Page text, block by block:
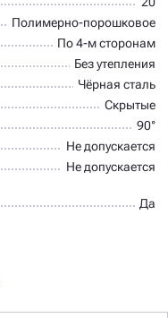
Полимерно-порошковое
По 4-м сторонам
Без утепления
Чёрная сталь
Скрытые
90°
Не допускается
Не допускается
Да